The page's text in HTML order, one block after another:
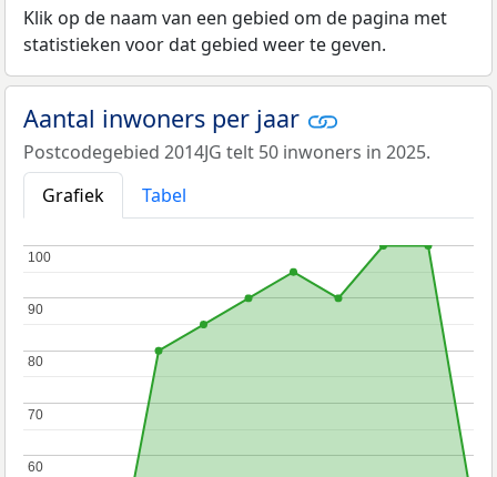
Klik op de naam van een gebied om de pagina met
statistieken voor dat gebied weer te geven.
Aantal inwoners per jaar
Postcodegebied 2014JG telt 50 inwoners in 2025.
Grafiek
Tabel
60
60
70
70
80
80
90
90
100
100